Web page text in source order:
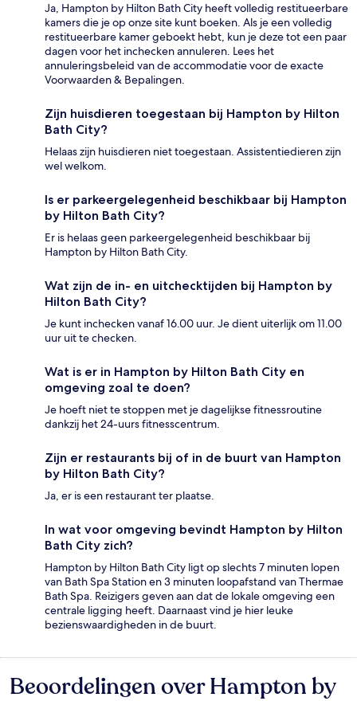
Ja, Hampton by Hilton Bath City heeft volledig restitueerbare
kamers die je op onze site kunt boeken. Als je een volledig
restitueerbare kamer geboekt hebt, kun je deze tot een paar
dagen voor het inchecken annuleren. Lees het
annuleringsbeleid van de accommodatie voor de exacte
Voorwaarden & Bepalingen.
Zijn huisdieren toegestaan bij Hampton by Hilton
Bath City?
Helaas zijn huisdieren niet toegestaan. Assistentiedieren zijn
wel welkom.
Is er parkeergelegenheid beschikbaar bij Hampton
by Hilton Bath City?
Er is helaas geen parkeergelegenheid beschikbaar bij
Hampton by Hilton Bath City.
Wat zijn de in- en uitchecktijden bij Hampton by
Hilton Bath City?
Je kunt inchecken vanaf 16.00 uur. Je dient uiterlijk om 11.00
uur uit te checken.
Wat is er in Hampton by Hilton Bath City en
omgeving zoal te doen?
Je hoeft niet te stoppen met je dagelijkse fitnessroutine
dankzij het 24-uurs fitnesscentrum.
Zijn er restaurants bij of in de buurt van Hampton
by Hilton Bath City?
Ja, er is een restaurant ter plaatse.
In wat voor omgeving bevindt Hampton by Hilton
Bath City zich?
Hampton by Hilton Bath City ligt op slechts 7 minuten lopen
van Bath Spa Station en 3 minuten loopafstand van Thermae
Bath Spa. Reizigers geven aan dat de lokale omgeving een
centrale ligging heeft. Daarnaast vind je hier leuke
bezienswaardigheden in de buurt.
Beoordelingen
Beoordelingen over Hampton by